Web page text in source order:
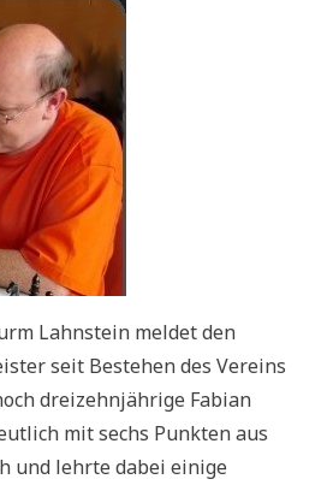
Lahnstein meldet den
seit Bestehen des Vereins
dreizehnjährige Fabian
mit sechs Punkten aus
und lehrte dabei einige